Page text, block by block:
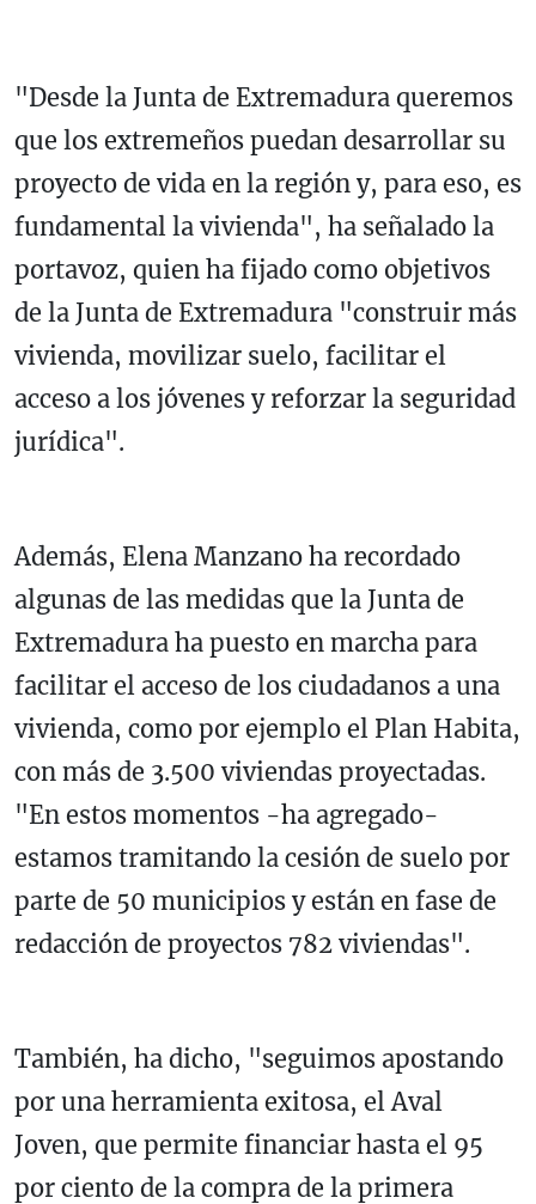
"Desde la Junta de Extremadura queremos
que los extremeños puedan desarrollar su
proyecto de vida en la región y, para eso, es
fundamental la vivienda", ha señalado la
portavoz, quien ha fijado como objetivos
de la Junta de Extremadura "construir más
vivienda, movilizar suelo, facilitar el
acceso a los jóvenes y reforzar la seguridad
jurídica".
Además, Elena Manzano ha recordado
algunas de las medidas que la Junta de
Extremadura ha puesto en marcha para
facilitar el acceso de los ciudadanos a una
vivienda, como por ejemplo el Plan Habita,
con más de 3.500 viviendas proyectadas.
"En estos momentos -ha agregado-
estamos tramitando la cesión de suelo por
parte de 50 municipios y están en fase de
redacción de proyectos 782 viviendas".
También, ha dicho, "seguimos apostando
por una herramienta exitosa, el Aval
Joven, que permite financiar hasta el 95
por ciento de la compra de la primera